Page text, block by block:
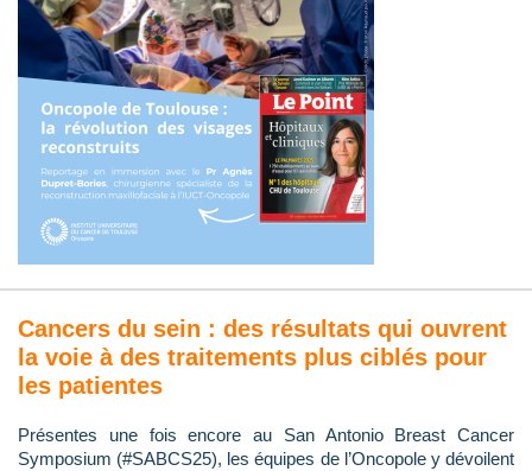
Cancers du sein : des résultats qui ouvrent
la voie à des traitements plus ciblés pour
les patientes
Présentes une fois encore au San Antonio Breast Cancer
Symposium (#SABCS25), les équipes de l’Oncopole y dévoilent